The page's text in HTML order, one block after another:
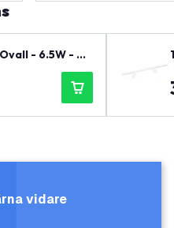
- 6.5W - 40
- IP54 vatten
vidare